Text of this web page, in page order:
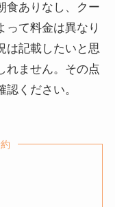
食ありなし、クー
って料金は異なり
は記載したいと思
れません。その点
ください。